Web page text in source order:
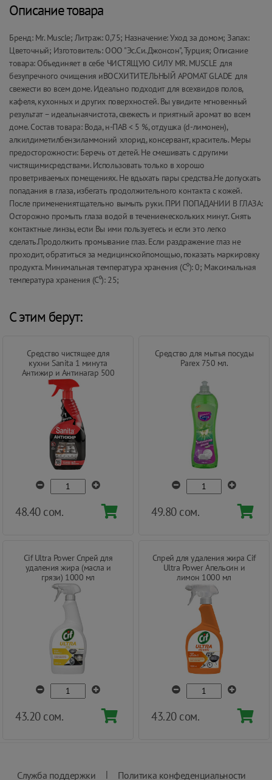
Описание товара
Бренд: Mr. Muscle; Литраж: 0,75; Назначение: Уход за домом; Запах:
Цветочный; Изготовитель: ООО "Эс.Си.Джонсон", Турция; Описание
товара: Объединяет в себе ЧИСТЯЩУЮ СИЛУ MR. MUSCLE для
безупречного очищения иВОСХИТИТЕЛЬНЫЙ АРОМАТ GLADE для
свежести во всем доме. Идеально подходит для всехвидов полов,
кафеля, кухонных и других поверхностей. Вы увидите мгновенный
результат – идеальнаячистота, свежесть и приятный аромат во всем
доме. Состав товара: Вода, н-ПАВ < 5 %, отдушка (d-лимонен),
алкилдиметилбензиламмоний хлорид, консервант, краситель. Меры
предосторожности: Беречь от детей. Не смешивать с другими
чистящимисредствами. Использовать только в хорошо
проветриваемых помещениях. Не вдыхать пары средства.Не допускать
попадания в глаза, избегать продолжительного контакта с кожей.
После применениятщательно вымыть руки. ПРИ ПОПАДАНИИ В ГЛАЗА:
Осторожно промыть глаза водой в течениенескольких минут. Снять
контактные линзы, если Вы ими пользуетесь и если это легко
сделать.Продолжить промывание глаз. Если раздражение глаз не
проходит, обратиться за медицинскойпомощью, показать маркировку
продукта. Минимальная температура хранения (С⁰): 0; Максимальная
температура хранения (С⁰): 25;
С этим берут:
Средство чистящее для
кухни Sanita 1 минута
Антижир и Антинагар 500
мл.
48.40 сом.
Средство для мытья посуды
Parex 750 мл.
49.80 сом.
Cif Ultra Power Cпрей для
удаления жира (масла и
грязи) 1000 мл
43.20 сом.
Cпрей для удаления жира Cif
Ultra Power Апельсин и
лимон 1000 мл
43.20 сом.
Служба поддержки | Политика конфеденциальности